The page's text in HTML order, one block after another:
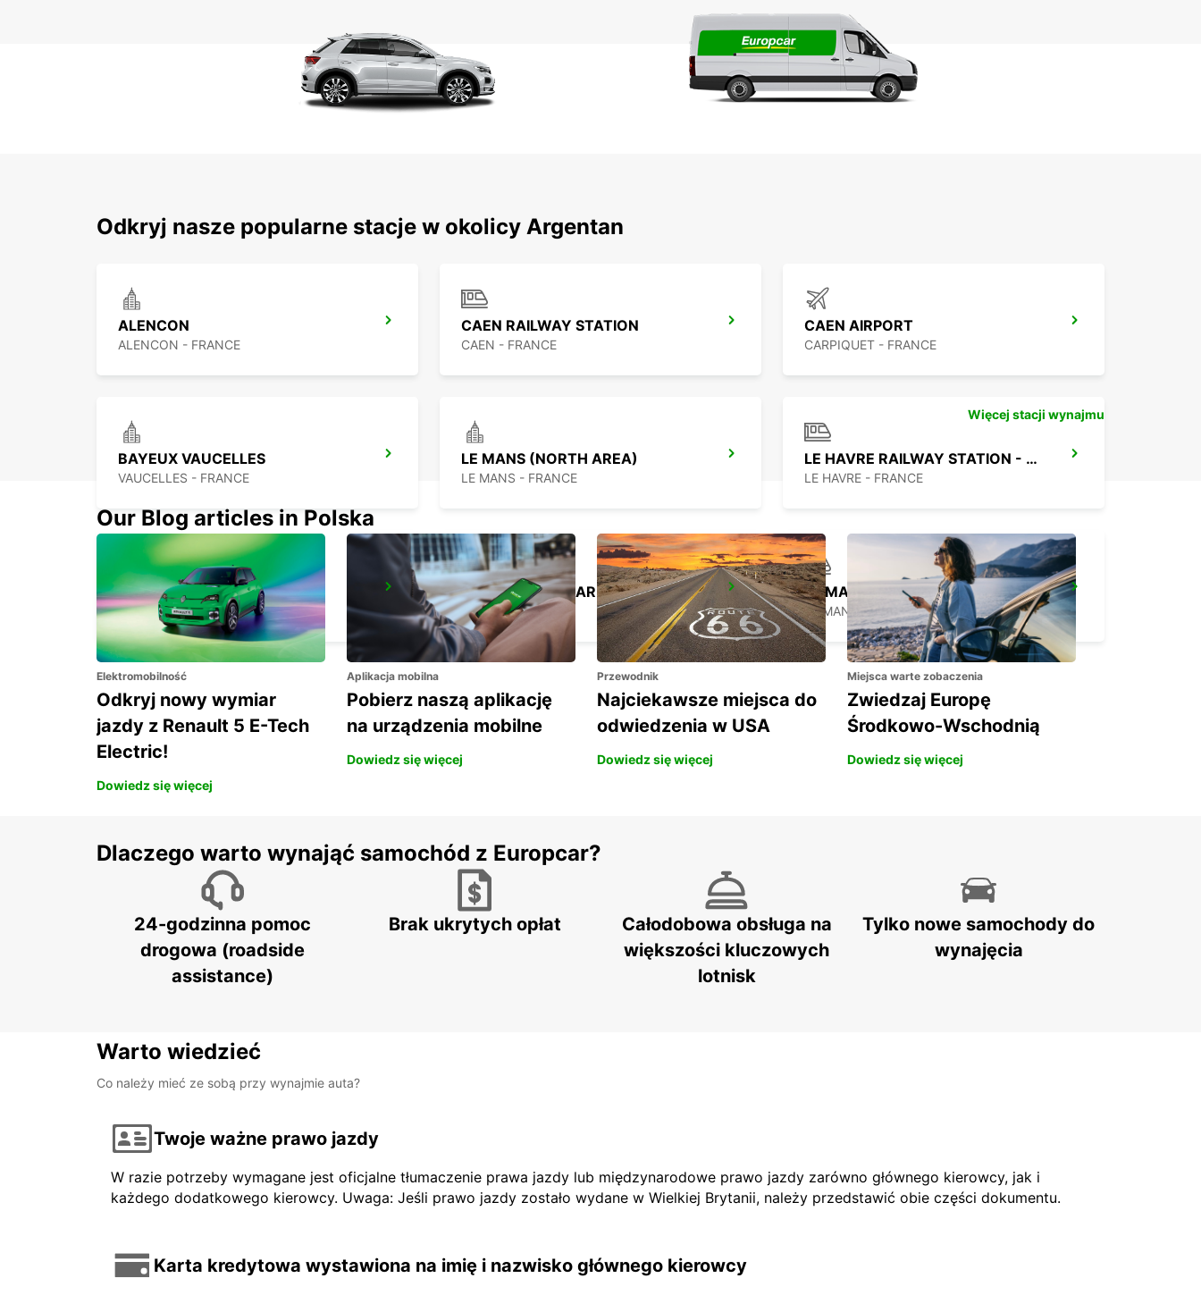
Odkryj nasze popularne stacje w okolicy Argentan
ALENCON
ALENCON - FRANCE
CAEN RAILWAY STATION
CAEN - FRANCE
CAEN AIRPORT
CARPIQUET - FRANCE
BAYEUX VAUCELLES
VAUCELLES - FRANCE
LE MANS (NORTH AREA)
LE MANS - FRANCE
LE HAVRE RAILWAY STATION - SERVICE POINT
LE HAVRE - FRANCE
LE HAVRE NORTH
LE HAVRE - FRANCE
LA FERTE-BERNARD
CHERRE - FRANCE
LE MANS RAILWAY STATION
LE MANS - FRANCE
Więcej stacji wynajmu
Our Blog articles in Polska
Elektromobilność
Odkryj nowy wymiar
jazdy z Renault 5 E-Tech
Electric!
Dowiedz się więcej
Aplikacja mobilna
Pobierz naszą aplikację
na urządzenia mobilne
Dowiedz się więcej
Przewodnik
Najciekawsze miejsca do
odwiedzenia w USA
Dowiedz się więcej
Miejsca warte zobaczenia
Zwiedzaj Europę
Środkowo-Wschodnią
Dowiedz się więcej
Dlaczego warto wynająć samochód z Europcar?
24-godzinna pomoc
drogowa (roadside
assistance)
Brak ukrytych opłat
Całodobowa obsługa na
większości kluczowych
lotnisk
Tylko nowe samochody do
wynajęcia
Warto wiedzieć
Co należy mieć ze sobą przy wynajmie auta?
Twoje ważne prawo jazdy
W razie potrzeby wymagane jest oficjalne tłumaczenie prawa jazdy lub międzynarodowe prawo jazdy zarówno głównego kierowcy, jak i
każdego dodatkowego kierowcy. Uwaga: Jeśli prawo jazdy zostało wydane w Wielkiej Brytanii, należy przedstawić obie części dokumentu.
Karta kredytowa wystawiona na imię i nazwisko głównego kierowcy